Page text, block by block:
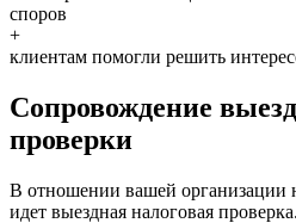
споров
+
клиентам помогли решить
Сопровождение
проверки
В отношении вашей организации
идет выездная налоговая проверка.